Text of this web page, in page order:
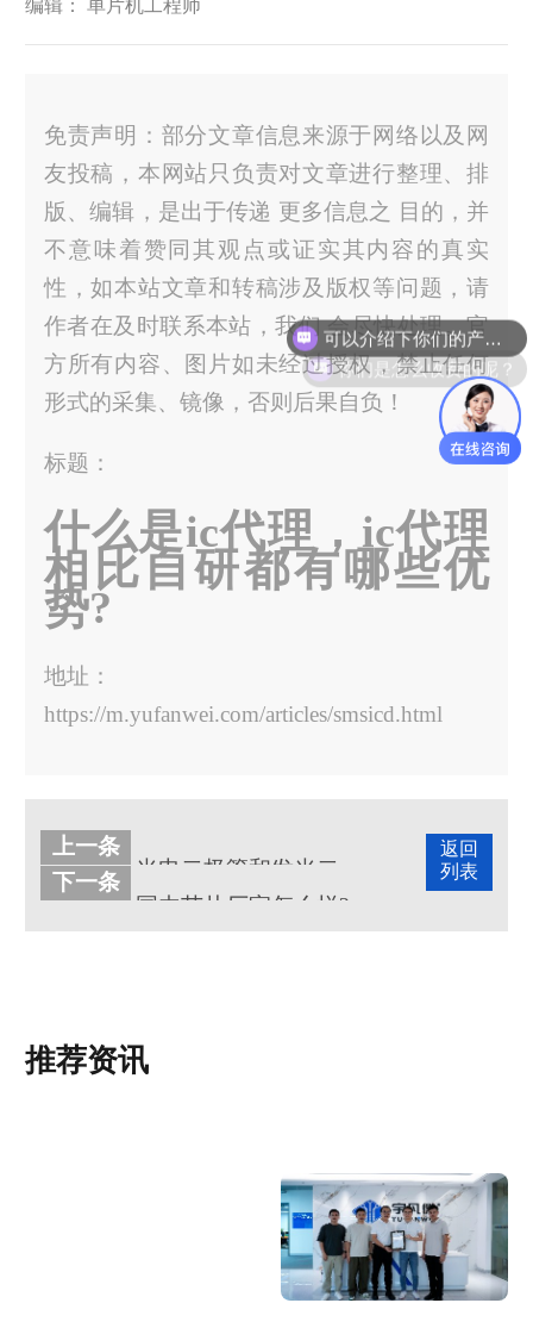
编辑： 单片机工程师
免责声明：部分文章信息来源于网络以及网
友投稿，本网站只负责对文章进行整理、排
版、编辑，是出于传递 更多信息之 目的，并
不意味着赞同其观点或证实其内容的真实
性，如本站文章和转稿涉及版权等问题，请
作者在及时联系本站，我们 会尽快处理。官
方所有内容、图片如未经过授权，禁止任何
形式的采集、镜像，否则后果自负！
标题：
什么是ic代理，ic代理
相比自研都有哪些优
势?
地址：
https://m.yufanwei.com/articles/smsicd.html
返回
列表
上一条
下一条
国内芯片厂家怎么样?在市场上发展得好吗?
推荐资讯
可以介绍下你们的产品么？
你们是怎么收费的呢？